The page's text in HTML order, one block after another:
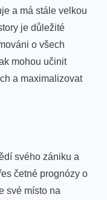
‍a ⁤má stále velkou
je‌ důležité
‌o všech⁤
mohou učinit
a maximalizovat
svého zániku a⁣
četné⁣ prognózy o⁢
své místo na​